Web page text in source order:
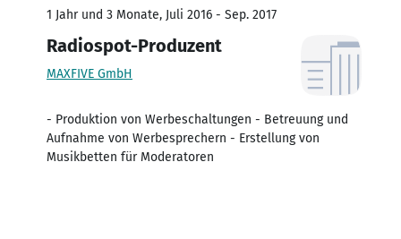
1 Jahr und 3 Monate, Juli 2016 - Sep. 2017
Radiospot-Produzent
MAXFIVE GmbH
- Produktion von Werbeschaltungen - Betreuung und
Aufnahme von Werbesprechern - Erstellung von
Musikbetten für Moderatoren